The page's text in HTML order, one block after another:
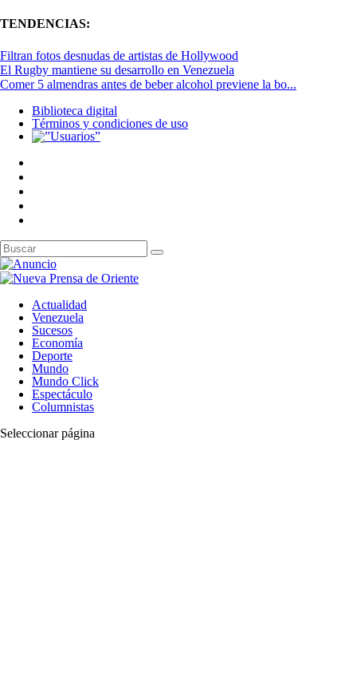
TENDENCIAS:
Filtran fotos desnudas de artistas de Hollywood
El Rugby mantiene su desarrollo en Venezuela
Comer 5 almendras antes de beber alcohol previene la bo...
Biblioteca digital
Términos y condiciones de uso
Actualidad
Venezuela
Sucesos
Economía
Deporte
Mundo
Mundo Click
Espectáculo
Columnistas
Seleccionar página